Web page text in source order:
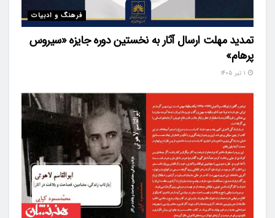
فرهنگ و ادبیات
تمدید مهلت ارسال آثار به نخستین دوره جایزه «سیروس
پرهام»